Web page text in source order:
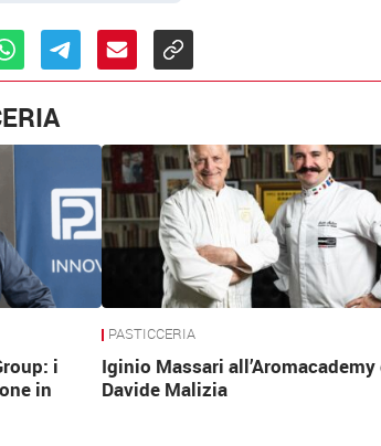
i
in
PASTICCERIA
Iginio Massari all’Aromacademy
Davide Malizia